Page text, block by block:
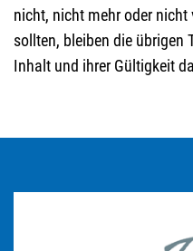
nicht, nicht mehr oder
sollten, bleiben die übrigen
Inhalt und ihrer Gültigkeit